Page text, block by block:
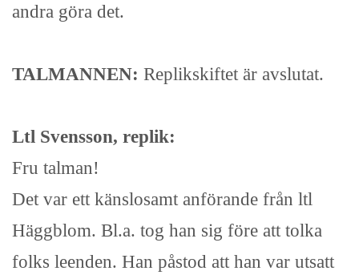
andra göra det.
TALMANNEN: Replikskiftet är avslutat.
Ltl Svensson, replik:
Fru talman!
Det var ett känslosamt anförande från ltl
Häggblom. Bl.a. tog han sig före att tolka
folks leenden. Han påstod att han var utsatt